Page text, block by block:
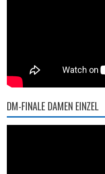
DM-FINALE DAMEN EINZEL